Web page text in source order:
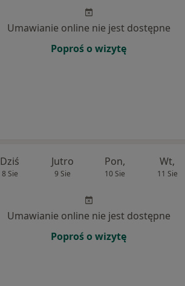
Umawianie online nie jest dostępne
Poproś o wizytę
Dziś
8 Sie
Jutro
9 Sie
Pon,
10 Sie
Wt,
11 Sie
Umawianie online nie jest dostępne
Poproś o wizytę